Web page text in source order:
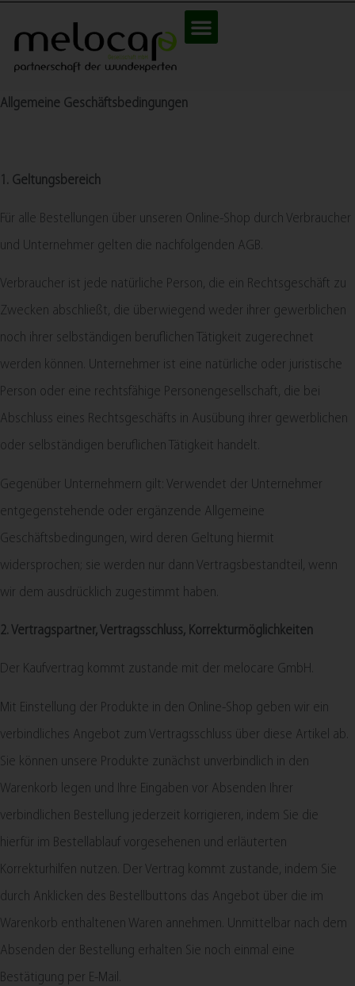
Allgemeine Geschäftsbedingungen
1. Geltungsbereich
Für alle Bestellungen über unseren Online-Shop durch Verbraucher
und Unternehmer gelten die nachfolgenden AGB.
Verbraucher ist jede natürliche Person, die ein Rechtsgeschäft zu
Zwecken abschließt, die überwiegend weder ihrer gewerblichen
noch ihrer selbständigen beruflichen Tätigkeit zugerechnet
werden können. Unternehmer ist eine natürliche oder juristische
Person oder eine rechtsfähige Personengesellschaft, die bei
Abschluss eines Rechtsgeschäfts in Ausübung ihrer gewerblichen
oder selbständigen beruflichen Tätigkeit handelt.
Gegenüber Unternehmern gilt: Verwendet der Unternehmer
entgegenstehende oder ergänzende Allgemeine
Geschäftsbedingungen, wird deren Geltung hiermit
widersprochen; sie werden nur dann Vertragsbestandteil, wenn
wir dem ausdrücklich zugestimmt haben.
2. Vertragspartner, Vertragsschluss, Korrekturmöglichkeiten
Der Kaufvertrag kommt zustande mit der melocare GmbH.
Mit Einstellung der Produkte in den Online-Shop geben wir ein
verbindliches Angebot zum Vertragsschluss über diese Artikel ab.
Sie können unsere Produkte zunächst unverbindlich in den
Warenkorb legen und Ihre Eingaben vor Absenden Ihrer
verbindlichen Bestellung jederzeit korrigieren, indem Sie die
hierfür im Bestellablauf vorgesehenen und erläuterten
Korrekturhilfen nutzen. Der Vertrag kommt zustande, indem Sie
durch Anklicken des Bestellbuttons das Angebot über die im
Warenkorb enthaltenen Waren annehmen. Unmittelbar nach dem
Absenden der Bestellung erhalten Sie noch einmal eine
Bestätigung per E-Mail.